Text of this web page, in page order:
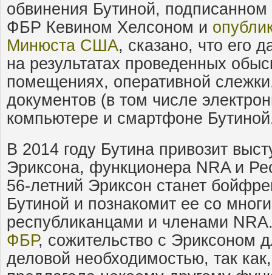
обвинения Бутиной,
ФБР Кевином Хелсоном и
Минюста США, сказано, что его
на результатах проведенных
помещениях, оперативной
документов (в том числе
компьютере и смартфоне
В 2014 году Бутина привозит
Эриксона, функционера NRA и
56-летний Эриксон станет
Бутиной и познакомит ее со
республиканцами и членами
ФБР, сожительство с Эриксоном
деловой необходимостью, так